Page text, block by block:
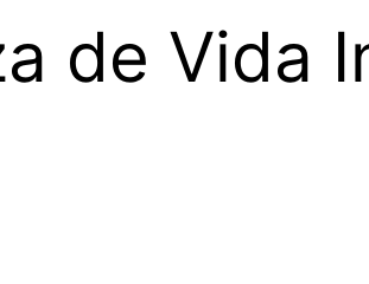
de Vida